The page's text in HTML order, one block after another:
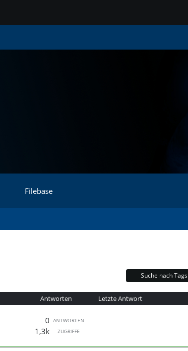
Filebase
Suche nach Tags
Antworten Letzte Antwort
ANTWORTEN
0
ZUGRIFFE
1,3k